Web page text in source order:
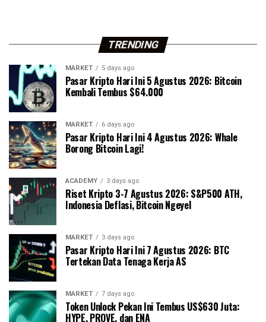
TRENDING
MARKET 5 days ago
Pasar Kripto Hari Ini 5 Agustus 2026: Bitcoin
Kembali Tembus $64.000
MARKET 6 days ago
Pasar Kripto Hari Ini 4 Agustus 2026: Whale
Borong Bitcoin Lagi!
ACADEMY 3 days ago
Riset Kripto 3-7 Agustus 2026: S&P500 ATH,
Indonesia Deflasi, Bitcoin Ngeyel
MARKET 3 days ago
Pasar Kripto Hari Ini 7 Agustus 2026: BTC
Tertekan Data Tenaga Kerja AS
MARKET 7 days ago
Token Unlock Pekan Ini Tembus US$630 Juta:
HYPE, PROVE, dan ENA